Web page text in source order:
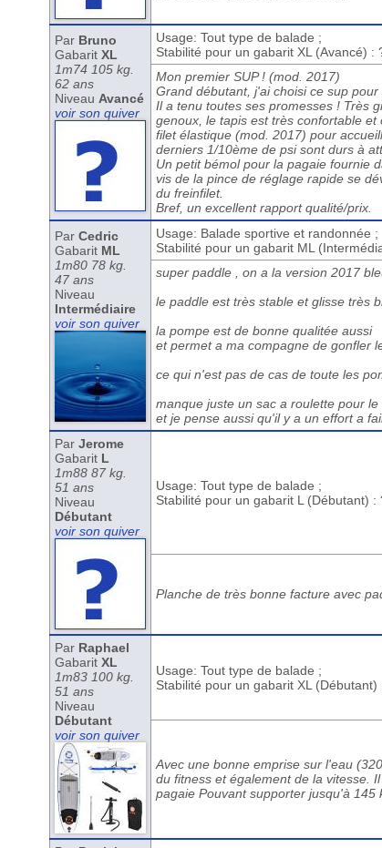
Par Bruno
Gabarit XL
1m74 105 kg.
62 ans
Niveau Avancé
voir son quiver
Usage: Tout type de balade ;
Stabilité pour un gabarit XL (Avancé) :
Mon premier SUP ! (mod. 2017)
Grand débutant, j'ai choisi ce sup
Il a tenu toutes ses promesses ! Très
genoux, le tapis est très confortable
filet élastique (mod. 2017) pour
derniers 1/10ème de psi sont durs à
Un petit bémol pour la pagaie fournie
vis de la pince de réglage rapide se
du freinfilet.
Bref, un excellent rapport qualité/prix.
Par Cedric
Gabarit ML
1m80 78 kg.
47 ans
Niveau
Intermédiaire
voir son quiver
Usage: Balade sportive et randonnée ;
Stabilité pour un gabarit ML
super paddle , on a la version 2017
le paddle est très stable et glisse très
la pompe est de bonne qualitée aussi
et permet a ma compagne de gonfler
ce qui n'est pas de cas de toute les
manque juste un sac a roulette pour le
et je pense aussi qu'il y a un effort a
Par Jerome
Gabarit L
1m88 87 kg.
51 ans
Niveau
Débutant
voir son quiver
Usage: Tout type de balade ;
Stabilité pour un gabarit L (Débutant) :
Planche de très bonne facture avec
Par Raphael
Gabarit XL
1m83 100 kg.
51 ans
Niveau
Débutant
voir son quiver
Usage: Tout type de balade ;
Stabilité pour un gabarit XL (Débutant)
Avec une bonne emprise sur l'eau
du fitness et également de la vitesse.
pagaie Pouvant supporter jusqu'à 145